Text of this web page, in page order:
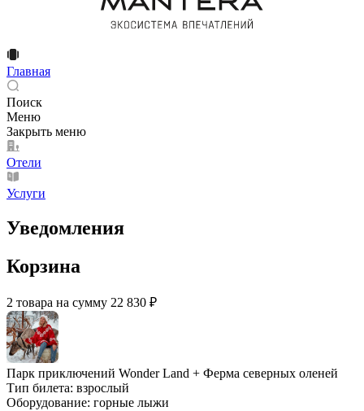
Главная
Поиск
Меню
Закрыть меню
Отели
Услуги
Уведомления
Корзина
2 товара на сумму 22 830 ₽
Парк приключений Wonder Land + Ферма северных оленей
Тип билета: взрослый
Оборудование: горные лыжи